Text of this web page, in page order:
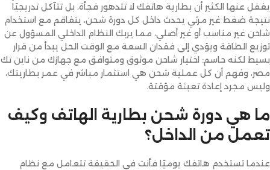
يغفل عنها الكثير أن بطارية هاتفك لا تتدهور فجأة، بل تتآكل تدريجيًا
نتيجة ضغط غير مرئي يحدث داخل كل دورة شحن، يتفاقم مع استخدام
شاحن غير مناسب أو غير أصلي، مما يربك النظام الداخلي المسؤول عن
توزيع الطاقة ويؤدي إلى فقدان السعة مع الوقت الحل يبدأ من قرار
بسيط لكنه حاسم: اختيار شاحن موثوق ومتوافق مع جهازك من ناين تك
مصر، وفهم أن كل عملية شحن هي استثمار مباشر في عمر بطاريتك،
وليس مجرد إعادة تعبئة مؤقتة.
ما هي دورة شحن بطارية الهاتف وكيف
تعمل من الداخل؟
عندما تستخدم هاتفك يوميًا فأنت في الحقيقة تتعامل مع نظام